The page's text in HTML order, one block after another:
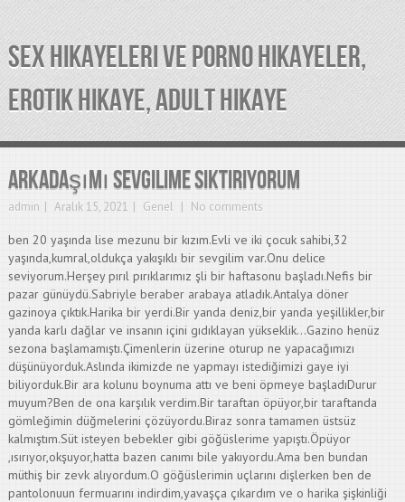
SEX HIKAYELERI VE PORNO HIKAYELER,
EROTIK HIKAYE, ADULT HIKAYE
Arkadaşımı Sevgilime Siktiriyorum
admin Aralık 15, 2021 Genel No comments
ben 20 yaşında lise mezunu bir kızım.Evli ve iki çocuk sahibi,32
yaşında,kumral,oldukça yakışıklı bir sevgilim var.Onu delice
seviyorum.Herşey pırıl pırıklarımız şli bir haftasonu başladı.Nefis bir
pazar günüydü.Sabriyle beraber arabaya atladık.Antalya döner
gazinoya çıktık.Harika bir yerdi.Bir yanda deniz,bir yanda yeşillikler,bir
yanda karlı dağlar ve insanın içini gıdıklayan yükseklik…Gazino henüz
sezona başlamamıştı.Çimenlerin üzerine oturup ne yapacağımızı
düşünüyorduk.Aslında ikimizde ne yapmayı istediğimizi gaye iyi
biliyorduk.Bir ara kolunu boynuma attı ve beni öpmeye başladıDurur
muyum?Ben de ona karşılık verdim.Bir taraftan öpüyor,bir taraftanda
gömleğimin düğmelerini çözüyordu.Biraz sonra tamamen üstsüz
kalmıştım.Süt isteyen bebekler gibi göğüslerime yapıştı.Öpüyor
,ısırıyor,okşuyor,hatta bazen canımı bile yakıyordu.Ama ben bundan
müthiş bir zevk alıyordum.O göğüslerimin uçlarını dişlerken ben de
pantolonuun fermuarını indirdim,yavaşça çıkardım ve o harika şişkinliği